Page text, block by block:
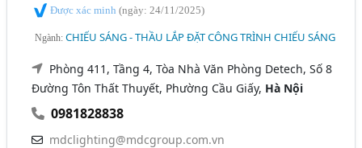
Được xác minh(ngày: 24/11/2025)
Ngành:CHIẾU SÁNG - THẦU LẮP ĐẶT CÔNG TRÌNH CHIẾU SÁNG
Phòng 411, Tầng 4, Tòa Nhà Văn Phòng Detech, Số 8
Đường Tôn Thất Thuyết, Phường Cầu Giấy, Hà Nội
0981828838
mdclighting@mdcgroup.com.vn